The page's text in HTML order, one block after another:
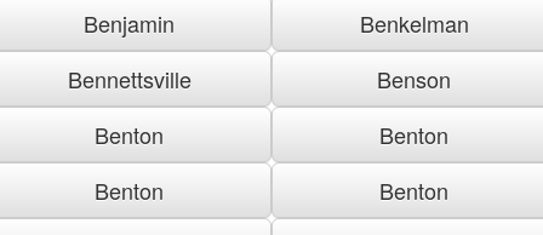
Benjamin
Benkelman
Bennettsville
Benson
Benton
Benton
Benton
Benton